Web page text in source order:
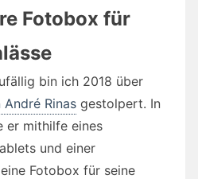
Fotobox für
bin ich 2018 über
Rinas gestolpert. In
er mithilfe eines
und einer
Fotobox für seine